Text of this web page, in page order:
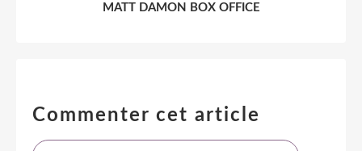
MATT DAMON BOX OFFICE
Commenter cet article